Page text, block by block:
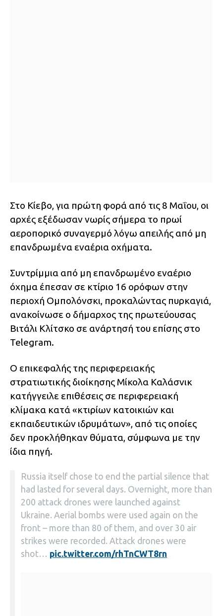
Στο Κίεβο, για πρώτη φορά από τις 8 Μαΐου, οι
αρχές εξέδωσαν νωρίς σήμερα το πρωί
αεροπορικό συναγερμό λόγω απειλής από μη
επανδρωμένα εναέρια οχήματα.
Συντρίμμια από μη επανδρωμένο εναέριο
όχημα έπεσαν σε κτίριο 16 ορόφων στην
περιοχή Ομπολόνσκι, προκαλώντας πυρκαγιά,
ανακοίνωσε ο δήμαρχος της πρωτεύουσας
Βιτάλι Κλίτσκο σε ανάρτησή του επίσης στο
Telegram.
Ο επικεφαλής της περιφερειακής
στρατιωτικής διοίκησης Μίκολα Καλάσνικ
κατήγγειλε επιθέσεις σε περιφερειακή
κλίμακα κατά «κτιρίων κατοικιών και
εκπαιδευτικών ιδρυμάτων», από τις οποίες
δεν προκλήθηκαν θύματα, σύμφωνα με την
ίδια πηγή.
Russia itself chose to end the partial silence that
had lasted for several days. Overnight, more than
200 attack drones were launched against
Ukraine. Aerial bombs were used again on the
front – more than 80 of them, and over 30 air
strikes were recorded. Attack drones were
shot… pic.twitter.com/rhTnCWT8rn